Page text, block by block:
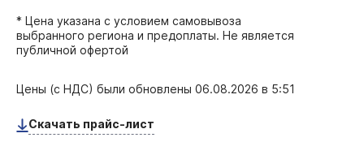
* Цена указана с условием самовывоза
выбранного региона и предоплаты. Не является
публичной офертой
Цены (с НДС) были обновлены 06.08.2026 в 5:51
Скачать прайс-лист